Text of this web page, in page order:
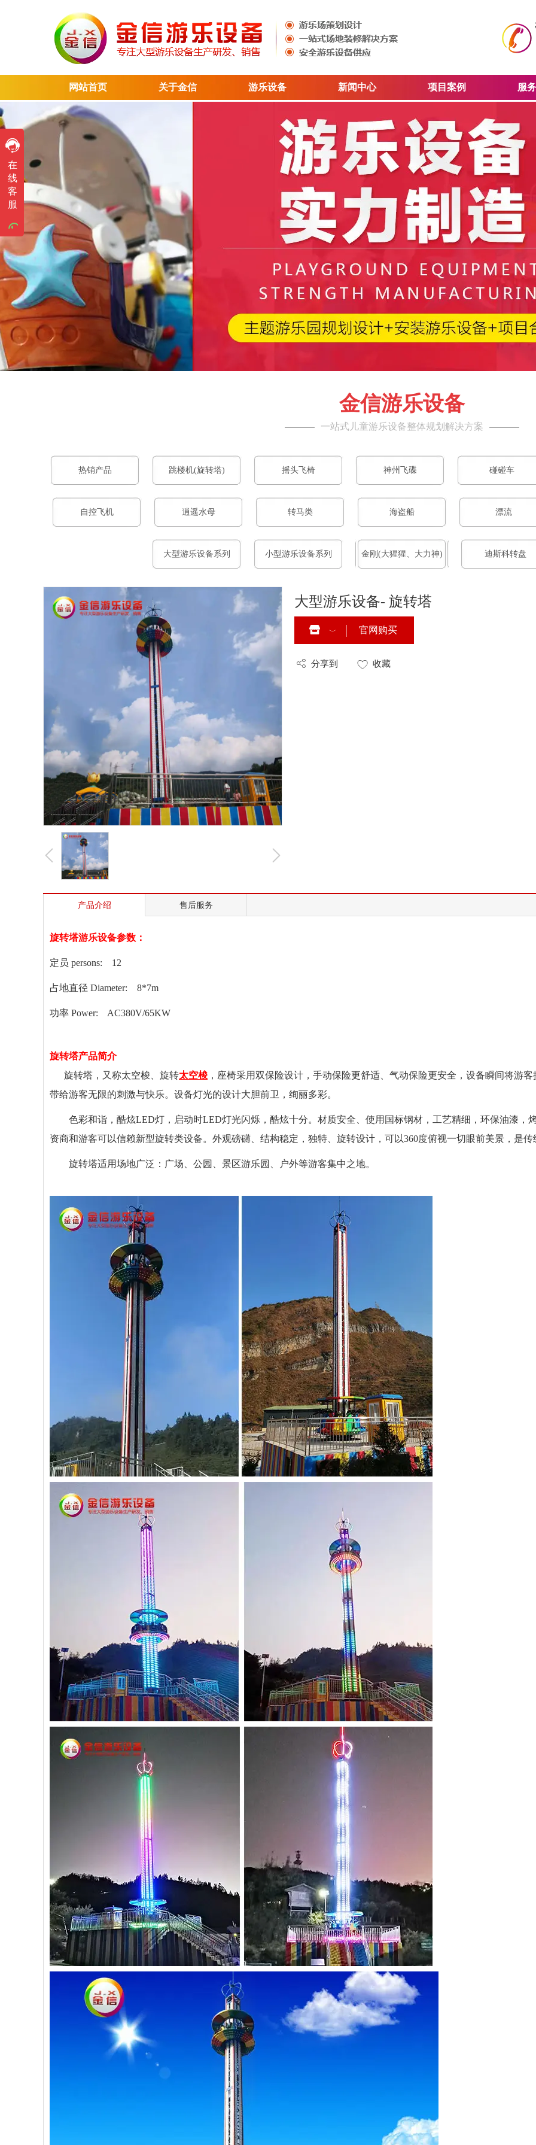
在
线
客
服
售前咨询
售前咨询
工作时间
周一至周六
8:30-17:30
网站首页 关于金信 游乐设备 新闻中心 项目案例 服
金信游乐设备
一站式儿童游乐设备整体规划解决方案
热销产品 跳楼机(旋转塔) 摇头飞椅 神州飞碟 碰碰车
自控飞机 逍遥水母 转马类 海盗船 漂流
大型游乐设备系列 小型游乐设备系列 金刚(大猩猩、大力神) 迪斯科转盘
大型游乐设备- 旋转塔
官网购买
分享到 收藏
产品介绍 售后服务
旋转塔游乐设备参数：
定员 persons: 12
占地直径 Diameter: 8*7m
功率 Power: AC380V/65KW
旋转塔产品简介
旋转塔，又称太空梭、旋转太空梭 ，座椅采用双保险设计，手动保险更舒适、气动保险更安全，设备瞬间将游
带给游客无限的刺激与快乐。设备灯光的设计大胆前卫，绚丽多彩。
色彩和诣，酷炫LED灯，启动时LED灯光闪烁，酷炫十分。 材质安全、使用国标钢材， 工艺精细，环保油漆，
资商和游客可以信赖新型旋转类设备。 外观磅礴、结构稳定，独特、旋转设计，可以360度俯视一切眼前美景，是
旋转塔适用场地广泛：广场、公园、景区游乐园、户外等游客集中之地。